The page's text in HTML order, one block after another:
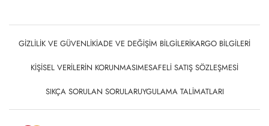
GIZLILIK VE GÜVENLIKİADE VE DEĞIŞIM BILGILERIKARGO BILGILERI
KIŞISEL VERILERIN KORUNMASIMESAFELI SATIŞ SÖZLEŞMESI
SIKÇA SORULAN SORULARUYGULAMA TALIMATLARI